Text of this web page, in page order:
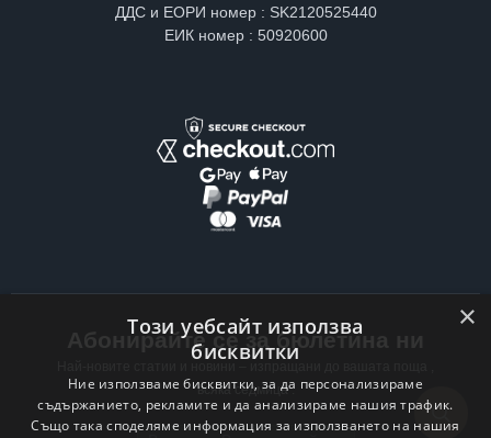
ДДС и ЕОРИ номер : SK2120525440
ЕИК номер : 50920600
Абонирайте се за бюлетина ни
всяка седмица .
×
Този уебсайт използва
бисквитки
Ние използваме бисквитки, за да персонализираме
съдържанието, рекламите и да анализираме нашия трафик.
Също така споделяме информация за използването на нашия